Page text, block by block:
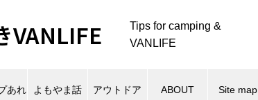
VANLIFE
Tips for camping &
VANLIFE
あれ よもやま話 アウトドア ABOUT Site map